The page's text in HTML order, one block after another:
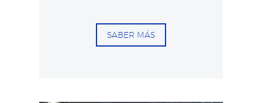
SABER MÁS